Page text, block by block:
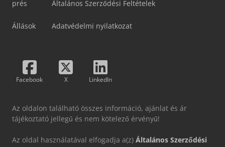
prés
Állások
Általános Szerződési Feltételek
Adatvédelmi nyilatkozat
Facebook X LinkedIn
Az oldalon található összes információ, ajánlat és ár
tájékoztató jellegű és nem kötelező érvényű!
Az oldal használatával elfogadja a(z) Általános Szerződési